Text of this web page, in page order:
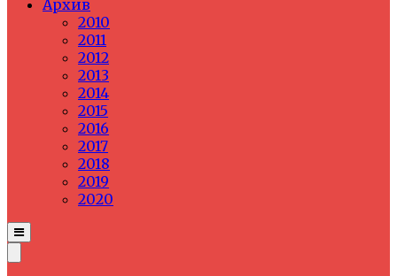
Архив
2010
2011
2012
2013
2014
2015
2016
2017
2018
2019
2020